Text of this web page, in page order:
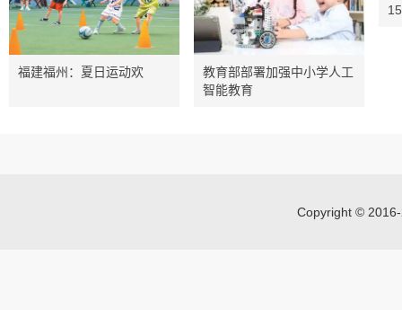
福建福州：夏日运动欢
教育部部署加强中小学人工
智能教育
Copyright ©